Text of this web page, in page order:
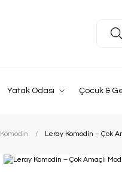
Yatak Odası Çocuk &
Komodin Leray Komodin – Çok